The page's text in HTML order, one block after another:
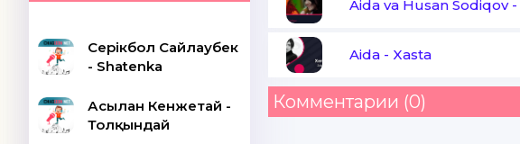
Серікбол Сайлаубек
- Shatenka
Асылан Кенжетай -
Толқындай
Aida va Husan Sodiqov-
Aida - Xasta
Комментарии (0)